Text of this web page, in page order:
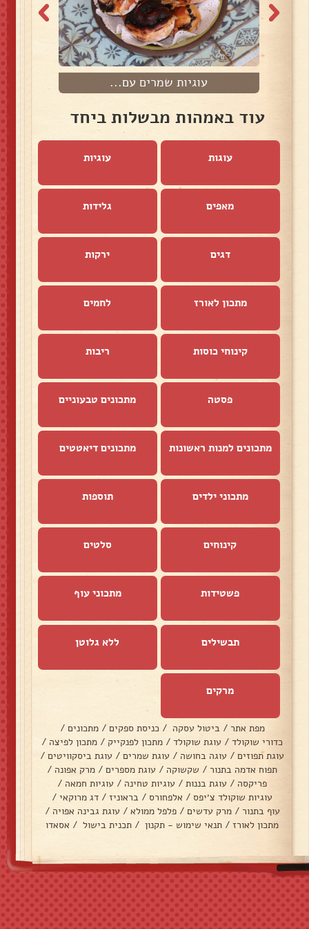
עוגיות שמרים עם...
עוד באמהות מבשלות ביחד
עוגות עוגיות
מאפים גלידות
דגים ירקות
מתכון לאורז לחמים
קינוחי כוסות ריבות
פסטה מתכונים טבעוניים
מתכונים למנות ראשונות מתכונים דיאטטים
מתכוני ילדים תוספות
קינוחים סלטים
פשטידות מתכוני עוף
תבשילים ללא גלוטן
מרקים
מפת אתר / ביטול עסקה / כניסת ספקים / מתכונים /
כדורי שוקולד / עוגת שוקולד / מתכון לפנקייק / מתכון לפיצה /
עוגת תפוזים / עוגה בחושה / עוגת שמרים / עוגת ביסקוויטים /
תפוח אדמה בתנור / שקשוקה / עוגת מספרים / מרק אפונה /
פריקסה / עוגת בננות / עוגיות טחינה / עוגיות חמאה /
עוגיות שוקולד צ׳יפס / אלפחורס / בראוניז / דג מרוקאי /
עוף בתנור / מרק עדשים / פלפל ממולא / עוגת גבינה אפויה /
מתכון לאורז / תנאי שימוש - תקנון / תכנית בישול / אסאדו